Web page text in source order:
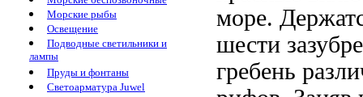
Морские рыбы
Освещение
Подводные светильники и
лампы
Пруды и фонтаны
Светоарматура Juwel
море.
шести
гребень